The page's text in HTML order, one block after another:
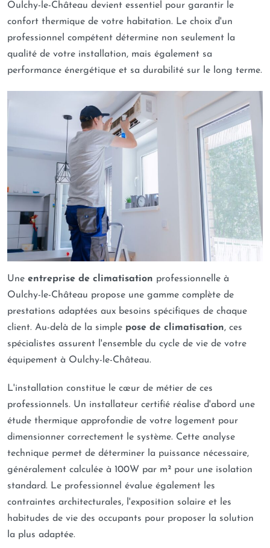
Oulchy-le-Château devient essentiel pour garantir le
confort thermique de votre habitation. Le choix d'un
professionnel compétent détermine non seulement la
qualité de votre installation, mais également sa
performance énergétique et sa durabilité sur le long terme.
Une entreprise de climatisation professionnelle à
Oulchy-le-Château propose une gamme complète de
prestations adaptées aux besoins spécifiques de chaque
client. Au-delà de la simple pose de climatisation, ces
spécialistes assurent l'ensemble du cycle de vie de votre
équipement à Oulchy-le-Château.
L'installation constitue le cœur de métier de ces
professionnels. Un installateur certifié réalise d'abord une
étude thermique approfondie de votre logement pour
dimensionner correctement le système. Cette analyse
technique permet de déterminer la puissance nécessaire,
généralement calculée à 100W par m² pour une isolation
standard. Le professionnel évalue également les
contraintes architecturales, l'exposition solaire et les
habitudes de vie des occupants pour proposer la solution
la plus adaptée.